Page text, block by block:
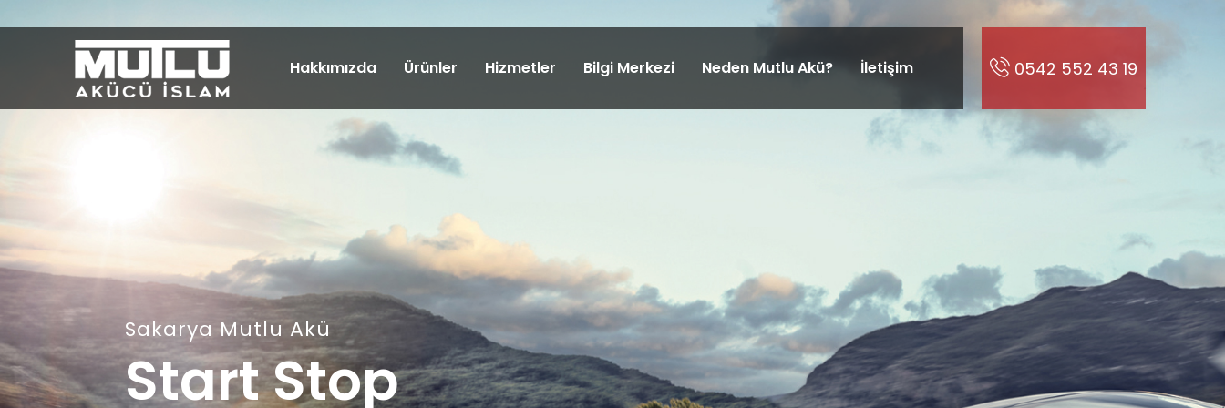
Hakkımızda Ürünler Hizmetler Bilgi Merkezi Neden Mutlu Akü? İletişim 0542 552 43 19
Sakarya Mutlu Akü
Start Stop